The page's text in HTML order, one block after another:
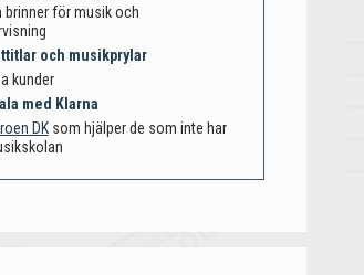
för musik och
och musikprylar
kunder
med Klarna
DKsom hjälper de som inte har